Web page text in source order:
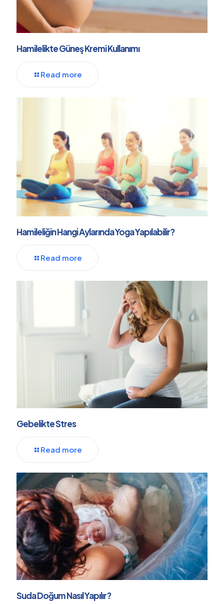
Hamilelikte Güneş Kremi Kullanımı
Read more
Hamileliğin Hangi Aylarında Yoga Yapılabilir?
Read more
Gebelikte Stres
Read more
Suda Doğum Nasıl Yapılır?